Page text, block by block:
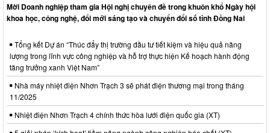
Mời Doanh nghiệp tham gia Hội nghị chuyên đề trong khuôn khổ Ngày hội
khoa học, công nghệ, đổi mới sáng tạo và chuyển đổi số tỉnh Đồng Nai
Tổng kết Dự án “Thúc đẩy thị trường đầu tư tiết kiệm và hiệu quả năng
lượng trong lĩnh vực công nghiệp và hỗ trợ thực hiện Kế hoạch hành động
tăng trưởng xanh Việt Nam”
Nhà máy nhiệt điện Nhơn Trạch 3 sẽ phát điện thương mại trong tháng
11/2025
Nhiệt điện Nhơn Trạch 4 chính thức hòa lưới điện quốc gia (XT)